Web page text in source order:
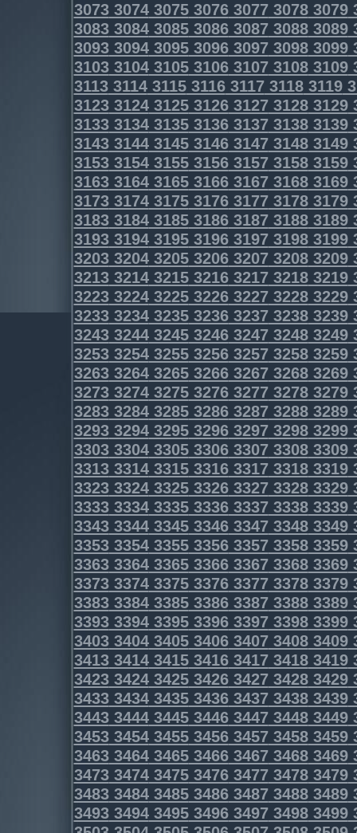
3073307430753076307730783079
3083308430853086308730883089
3093309430953096309730983099
3103310431053106310731083109
3113311431153116311731183119
3123312431253126312731283129
3133313431353136313731383139
3143314431453146314731483149
3153315431553156315731583159
3163316431653166316731683169
3173317431753176317731783179
3183318431853186318731883189
3193319431953196319731983199
3203320432053206320732083209
3213321432153216321732183219
3223322432253226322732283229
3233323432353236323732383239
3243324432453246324732483249
3253325432553256325732583259
3263326432653266326732683269
3273327432753276327732783279
3283328432853286328732883289
3293329432953296329732983299
3303330433053306330733083309
3313331433153316331733183319
3323332433253326332733283329
3333333433353336333733383339
3343334433453346334733483349
3353335433553356335733583359
3363336433653366336733683369
3373337433753376337733783379
3383338433853386338733883389
3393339433953396339733983399
3403340434053406340734083409
3413341434153416341734183419
3423342434253426342734283429
3433343434353436343734383439
3443344434453446344734483449
3453345434553456345734583459
3463346434653466346734683469
3473347434753476347734783479
3483348434853486348734883489
3493349434953496349734983499